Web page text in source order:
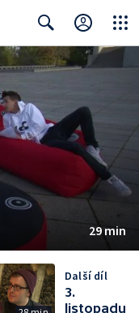
Search Close
29 min
Další díl
3.
listopadu